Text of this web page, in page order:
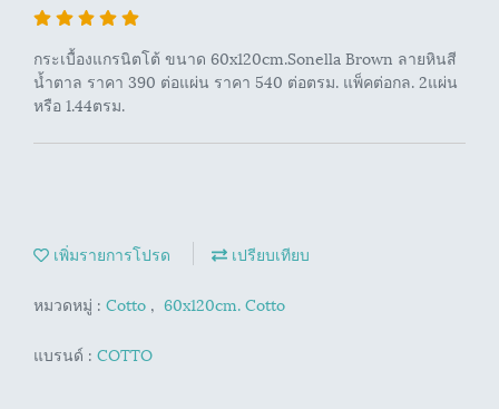
กระเบื้องแกรนิตโต้ ขนาด 60x120cm.Sonella Brown ลายหินสี
น้ำตาล ราคา 390 ต่อแผ่น ราคา 540 ต่อตรม. แพ็คต่อกล. 2แผ่น
หรือ 1.44ตรม.
เพิ่มรายการโปรด เปรียบเทียบ
หมวดหมู่ : Cotto , 60x120cm. Cotto
แบรนด์ : COTTO